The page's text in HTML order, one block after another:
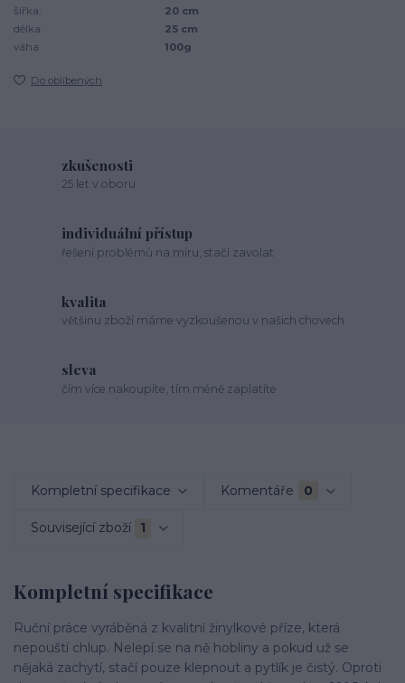
šířka:
20 cm
délka:
25 cm
váha:
100g
Do oblíbených
zkušenosti
25 let v oboru
individuální přístup
řešení problémů na míru, stačí zavolat
kvalita
většinu zboží máme vyzkoušenou v našich chovech
sleva
čím více nakoupíte, tím méně zaplatíte
Kompletní specifikace Komentáře 0
Související zboží 1
Kompletní specifikace
Ruční práce vyráběná z kvalitní žinylkové příze, která
nepouští chlup. Nelepí se na ně hobliny a pokud už se
nějaká zachytí, stačí pouze klepnout a pytlík je čistý. Oproti